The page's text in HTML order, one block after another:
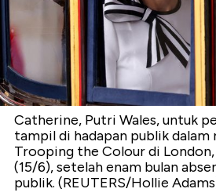
Catherine, Putri Wales, untuk
tampil di hadapan publik dalam
Trooping the Colour di
(15/6), setelah enam bulan
publik.⁣ (REUTERS/Hollie